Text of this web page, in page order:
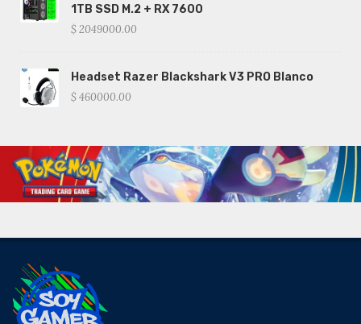
1TB SSD M.2 + RX 7600
$ 2049000.00
Headset Razer Blackshark V3 PRO Blanco
$ 460000.00